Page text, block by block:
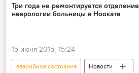
министр
Три года не ремонтируется отделение
неврологии больницы в Ноокате
15 июня 2015, 15:24
аварийное состояние
Новости